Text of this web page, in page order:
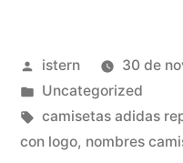
Publicado
por
istern
30 de
Publicado
en
Uncategorized
Etiquetas:
camisetas adidas
con logo, nombres